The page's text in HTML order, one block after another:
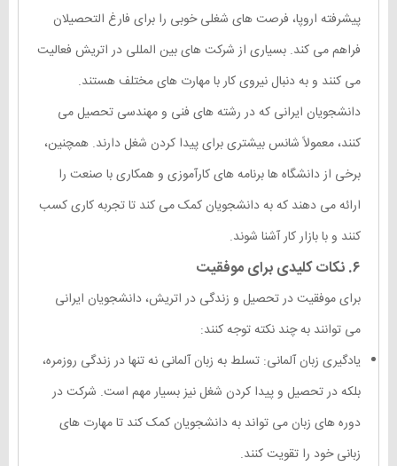
پیشرفته اروپا، فرصت های شغلی خوبی را برای فارغ التحصیلان
فراهم می کند. بسیاری از شرکت های بین المللی در اتریش فعالیت
می کنند و به دنبال نیروی کار با مهارت های مختلف هستند.
دانشجویان ایرانی که در رشته های فنی و مهندسی تحصیل می
کنند، معمولاً شانس بیشتری برای پیدا کردن شغل دارند. همچنین،
برخی از دانشگاه ها برنامه های کارآموزی و همکاری با صنعت را
ارائه می دهند که به دانشجویان کمک می کند تا تجربه کاری کسب
کنند و با بازار کار آشنا شوند.
۶. نکات کلیدی برای موفقیت
برای موفقیت در تحصیل و زندگی در اتریش، دانشجویان ایرانی
می توانند به چند نکته توجه کنند:
یادگیری زبان آلمانی: تسلط به زبان آلمانی نه تنها در زندگی روزمره،
بلکه در تحصیل و پیدا کردن شغل نیز بسیار مهم است. شرکت در
دوره های زبان می تواند به دانشجویان کمک کند تا مهارت های
زبانی خود را تقویت کنند.